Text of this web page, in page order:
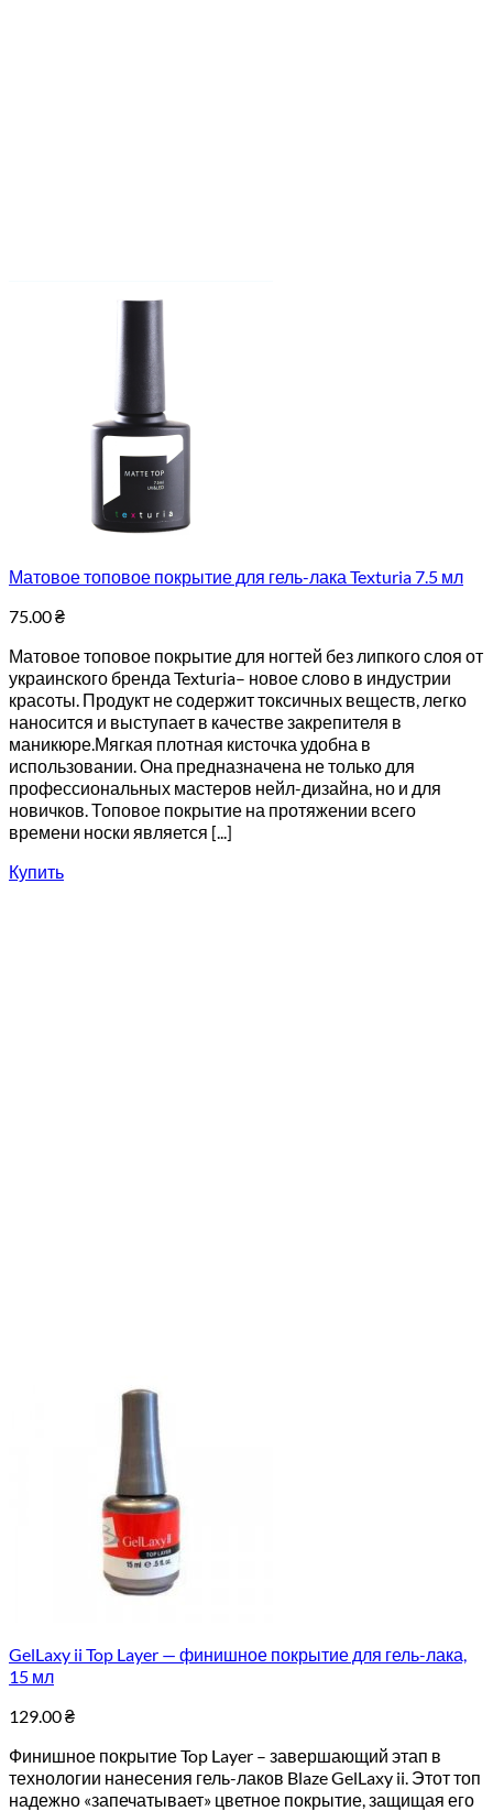
Матовое топовое покрытие для гель-лака Texturia 7.5 мл
75.00₴
Матовое топовое покрытие для ногтей без липкого слоя от
украинского бренда Texturia– новое слово в индустрии
красоты. Продукт не содержит токсичных веществ, легко
наносится и выступает в качестве закрепителя в
маникюре.Мягкая плотная кисточка удобна в
использовании. Она предназначена не только для
профессиональных мастеров нейл-дизайна, но и для
новичков. Топовое покрытие на протяжении всего
времени носки является [...]
Купить
GelLaxy ii Top Layer — финишное покрытие для гель-лака,
15 мл
129.00₴
Финишное покрытие Top Layer – завершающий этап в
технологии нанесения гель-лаков Blaze GelLaxy ii. Этот топ
надежно «запечатывает» цветное покрытие, защищая его